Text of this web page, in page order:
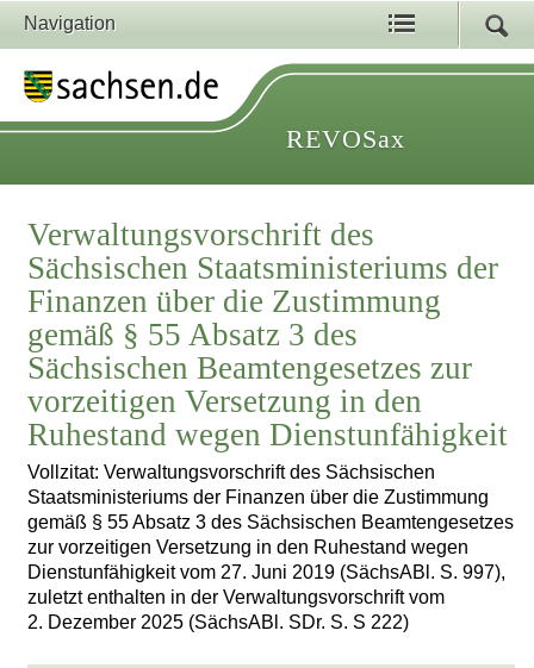
Navigation
REVOSax
Verwaltungsvorschrift des
Sächsischen Staatsministeriums der
Finanzen über die Zustimmung
gemäß § 55 Absatz 3 des
Sächsischen Beamtengesetzes zur
vorzeitigen Versetzung in den
Ruhestand wegen Dienstunfähigkeit
Vollzitat: Verwaltungsvorschrift des Sächsischen
Staatsministeriums der Finanzen über die Zustimmung
gemäß § 55 Absatz 3 des Sächsischen Beamtengesetzes
zur vorzeitigen Versetzung in den Ruhestand wegen
Dienstunfähigkeit vom 27. Juni 2019 (SächsABl. S. 997),
zuletzt enthalten in der Verwaltungsvorschrift vom
2. Dezember 2025 (SächsABl. SDr. S. S 222)